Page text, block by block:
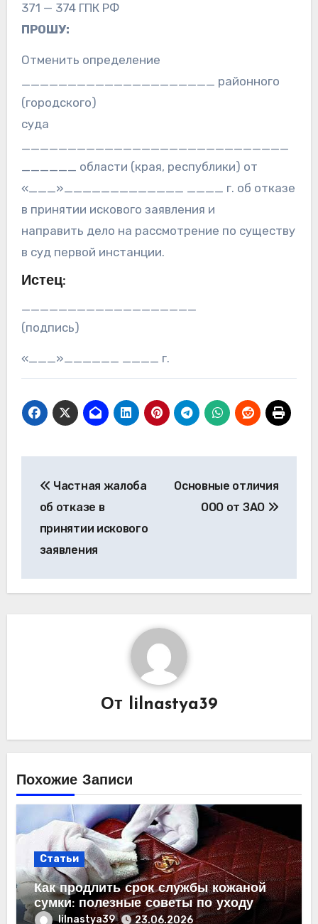
371 — 374 ГПК РФ
ПРОШУ:
Отменить определение
_____________________ районного
(городского)
суда
_____________________________
______ области (края, республики) от
«___»_____________ ____ г. об отказе
в принятии искового заявления и
направить дело на рассмотрение по существу
в суд первой инстанции.
Истец:
(подпись)
«___»______ ____ г.
по
записям
Частная жалоба
об отказе в
принятии искового
заявления
Основные отличия
ООО от ЗАО
От lilnastya39
Похожие Записи
Статьи
Как продлить срок службы кожаной
сумки: полезные советы по уходу
lilnastya39 23.06.2026